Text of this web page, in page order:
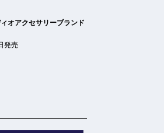
オアクセサリーブランド
発売